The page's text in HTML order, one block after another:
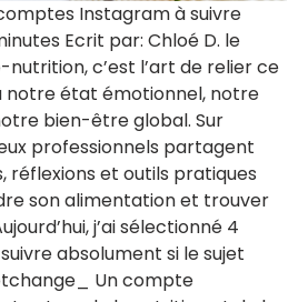
Instagram à suivre
Ecrit par: Chloé D. le
c’est l’art de relier ce
notre état émotionnel, notre
bien-être global. Sur
professionnels partagent
réflexions et outils pratiques
son alimentation et trouver
j’ai sélectionné 4
absolument si le sujet
Un compte